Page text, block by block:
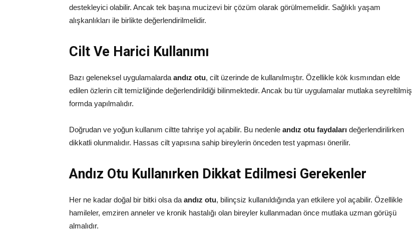
destekleyici olabilir. Ancak tek başına mucizevi bir çözüm olarak görülmemelidir. Sağlıklı yaşam
alışkanlıkları ile birlikte değerlendirilmelidir.
Cilt Ve Harici Kullanımı
Bazı geleneksel uygulamalarda andız otu, cilt üzerinde de kullanılmıştır. Özellikle kök kısmından elde
edilen özlerin cilt temizliğinde değerlendirildiği bilinmektedir. Ancak bu tür uygulamalar mutlaka seyreltilmiş
formda yapılmalıdır.
Doğrudan ve yoğun kullanım ciltte tahrişe yol açabilir. Bu nedenle andız otu faydaları değerlendirilirken
dikkatli olunmalıdır. Hassas cilt yapısına sahip bireylerin önceden test yapması önerilir.
Andız Otu Kullanırken Dikkat Edilmesi Gerekenler
Her ne kadar doğal bir bitki olsa da andız otu, bilinçsiz kullanıldığında yan etkilere yol açabilir. Özellikle
hamileler, emziren anneler ve kronik hastalığı olan bireyler kullanmadan önce mutlaka uzman görüşü
almalıdır.